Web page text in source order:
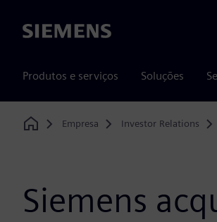
Siemens
Produtos e serviços Soluções
Home
Empresa Investor Relations
Siemens